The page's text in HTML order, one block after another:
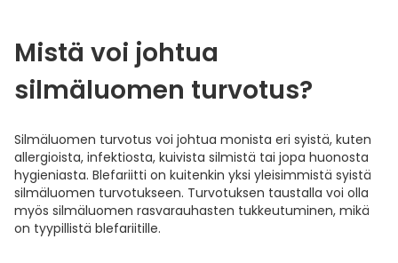
Mistä voi johtua
silmäluomen turvotus?
Silmäluomen turvotus voi johtua monista eri syistä, kuten
allergioista, infektiosta, kuivista silmistä tai jopa huonosta
hygieniasta. Blefariitti on kuitenkin yksi yleisimmistä syistä
silmäluomen turvotukseen. Turvotuksen taustalla voi olla
myös silmäluomen rasvarauhasten tukkeutuminen, mikä
on tyypillistä blefariitille.